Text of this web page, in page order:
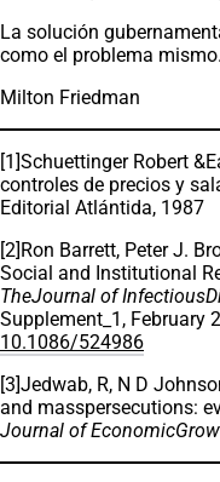
La solución
como el problema mismo.
Milton Friedman
[1]Schuettinger Robert
controles de precios y
Editorial Atlántida, 1987
[2]Ron Barrett, Peter J.
Social and Institutional
TheJournal of
Supplement_1, February
10.1086/524986
[3]Jedwab, R, N D
and masspersecutions:
Journal of EconomicGrow